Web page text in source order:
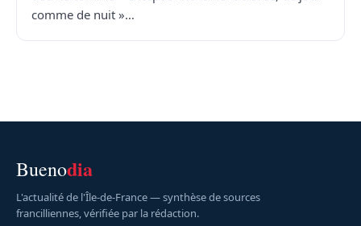
comme de nuit »…
Buenodia
L'actualité de l'Île-de-France — synthèse de sources
francilliennes, vérifiée par la rédaction.